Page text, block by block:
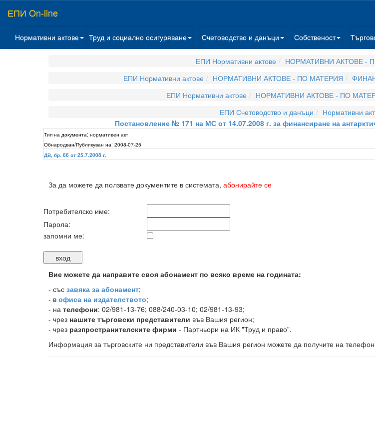
ЕПИ On-line
Нормативни актове Труд и социално осигуряване Счетоводство и данъци Собственост
ЕПИ Нормативни актове НОРМАТИВНИ АКТОВЕ -
ЕПИ Нормативни актове
НОРМАТИВНИ АКТОВЕ - ПО МАТЕРИЯ
ЕПИ Нормативни актове
НОРМАТИВНИ АКТОВЕ - ПО
ЕПИ Счетоводство и данъци
Нормативни
Постановление № 171 на МС от 14.07.2008 г. за финансиране на
Тип на документа: нормативен акт
Обнародван/Публикуван на: 2008-07-25
ДВ, бр. 66 от 25.7.2008 г.
За да можете да ползвате документите в системата, абонирайте се
Потребителско име:
Парола:
запомни ме:
Вие можете да направите своя абонамент по всяко време на годината:
- със завяка за абонамент;
- в офиса на издателството;
- на телефони: 02/981-13-76; 088/240-03-10; 02/981-13-93;
- чрез нашите търговски представители във Вашия регион;
- чрез разпространителските фирми - Партньори на ИК "Труд и право".
Информация за търговските ни представители във Вашия регион можете да получите на